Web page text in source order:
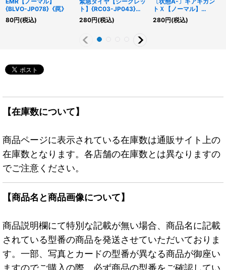
{BLVO-JP078}《罠》
80円(税込)
ト】{RC03-JP043}
《魔法》
280円(税込)
トＸ【ノーマル】
{20TP-JP210}《エクシ
ーズ》
280円(税込)
【在庫数について】
商品ページに表示されている在庫数は通販サイト上の
在庫数となります。各店舗の在庫数とは異なりますの
でご注意ください。
【商品名と商品画像について】
商品説明欄にて特別な記載が無い場合、商品名に記載
されている型番の商品を発送させていただいておりま
す。一部、写真とカードの型番が異なる商品が御座い
ますのでご購入の際、必ず商品の型番をご確認してい